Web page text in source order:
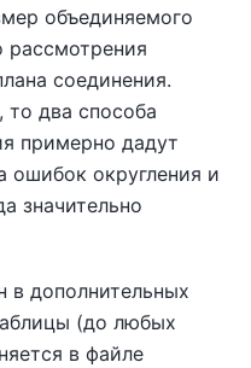
объединяемого
рассмотрения
соединения.
то два способа
примерно дадут
ошибок округления и
значительно
в дополнительных
(до любых
в файле